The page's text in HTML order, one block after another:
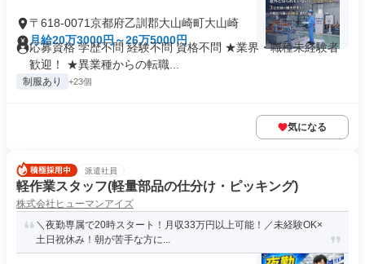
〒618-0071京都府乙訓郡大山崎町大山崎
月給20万3000円～26万5000円
応募資格 学歴不問 経験不問 資格不問 ★業界・職種未経験者
歓迎！ ★異業種からの転職...
制服あり +23個
気になる
派遣社員
軽作業スタッフ(軽量部品の仕分け・ピッキング)
株式会社ヒューマンアイズ
＼夜勤専属で20時スタート！月収33万円以上可能！／未経験OK×
土日祝休み！朝が苦手な方に...